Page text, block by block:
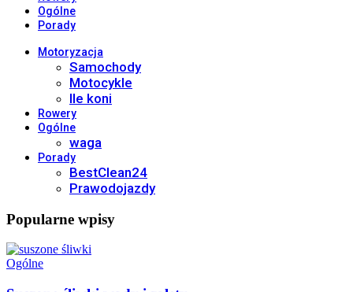
Ogólne
Porady
Motoryzacja
Samochody
Motocykle
Ile koni
Rowery
Ogólne
waga
Porady
BestClean24
Prawodojazdy
Popularne wpisy
Ogólne